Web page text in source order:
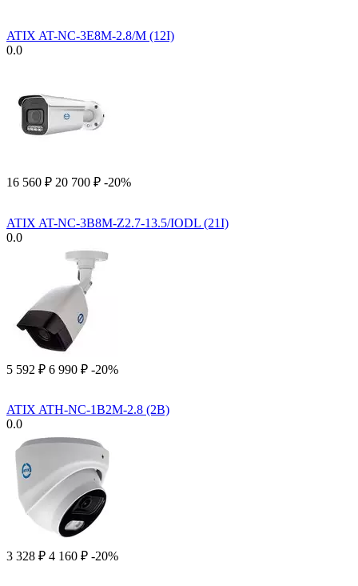
ATIX AT-NC-3E8M-2.8/M (12I)
0.0
16 560 ₽ 20 700 ₽ -20%
ATIX AT-NC-3B8M-Z2.7-13.5/IODL (21I)
0.0
5 592 ₽ 6 990 ₽ -20%
ATIX ATH-NC-1B2M-2.8 (2B)
0.0
3 328 ₽ 4 160 ₽ -20%